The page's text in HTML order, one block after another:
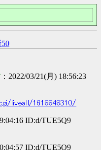
：2022/03/21(月) 18:56:23
liveall/1618848310/
ID:d/TUE5Q9
ID:d/TUE5Q9